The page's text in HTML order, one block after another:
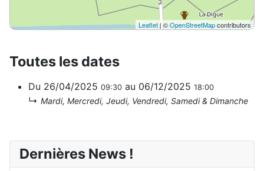
Leaflet| ©OpenStreetMapcontributors
Toutes les dates
Du 26/04/2025 09:30 au 06/12/2025 18:00
↳ Mardi, Mercredi, Jeudi, Vendredi, Samedi & Dimanche
Dernières News !